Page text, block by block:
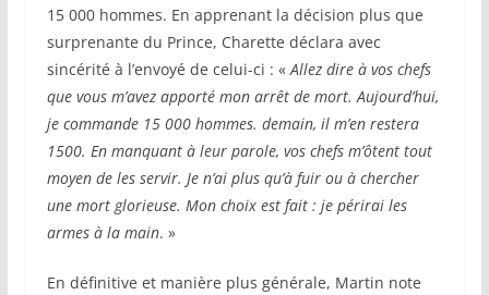
15 000 hommes. En apprenant la décision plus que
surprenante du Prince, Charette déclara avec
sincérité à l’envoyé de celui-ci : «Allez dire à vos chefs
que vous m’avez apporté mon arrêt de mort. Aujourd’hui,
je commande 15 000 hommes. demain, il m’en restera
1500. En manquant à leur parole, vos chefs m’ôtent tout
moyen de les servir. Je n’ai plus qu’à fuir ou à chercher
une mort glorieuse. Mon choix est fait : je périrai les
armes à la main. »
En définitive et manière plus générale, Martin note